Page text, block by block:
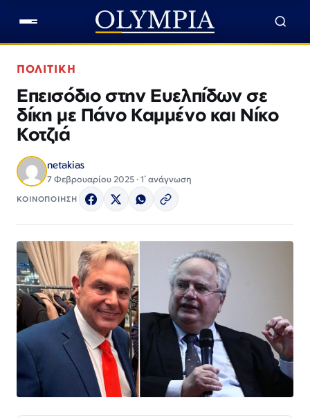
ΠΟΛΙΤΙΚΗ
Επεισόδιο στην Ευελπίδων σε
δίκη με Πάνο Καμμένο και Νίκο
Κοτζιά
netakias
7 Φεβρουαρίου 2025 · 1΄ ανάγνωση
ΚΟΙΝΟΠΟΙΗΣΗ